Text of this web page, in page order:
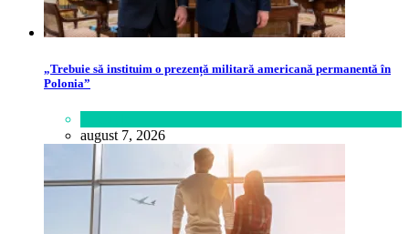
„Trebuie să instituim o prezență militară americană permanentă în
Polonia”
august 7, 2026